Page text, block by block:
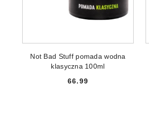
Not Bad Stuff pomada wodna
klasyczna 100ml
Cena:
66.99